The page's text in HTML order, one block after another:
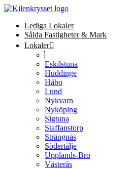
Lediga Lokaler
Sålda Fastigheter & Mark
Lokaler
Eskilstuna
Huddinge
Håbo
Lund
Nykvarn
Nyköping
Sigtuna
Staffanstorp
Strängnäs
Södertälje
Upplands-Bro
Västerås